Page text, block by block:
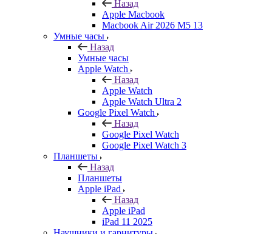
Назад
Apple Macbook
Macbook Air 2026 M5 13
Умные часы
Назад
Умные часы
Apple Watch
Назад
Apple Watch
Apple Watch Ultra 2
Google Pixel Watch
Назад
Google Pixel Watch
Google Pixel Watch 3
Планшеты
Назад
Планшеты
Apple iPad
Назад
Apple iPad
iPad 11 2025